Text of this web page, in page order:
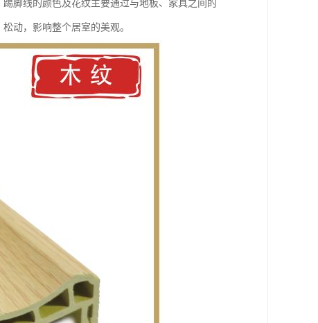
脚线的颜色及花纹主要通过与地板、家具之间的
动，影响整个居室的美观。